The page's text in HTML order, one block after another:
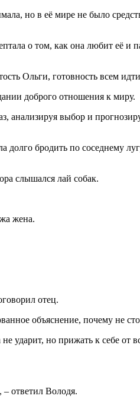
но в её мире не было
о том, как она любит её и
Ольги, готовность всем
доброго отношения к миру.
анализируя выбор и
бродить по соседнему
слышался лай собак.
жена.
отец.
объяснение, почему не
ударит, но прижать к себе от
ответил Володя.